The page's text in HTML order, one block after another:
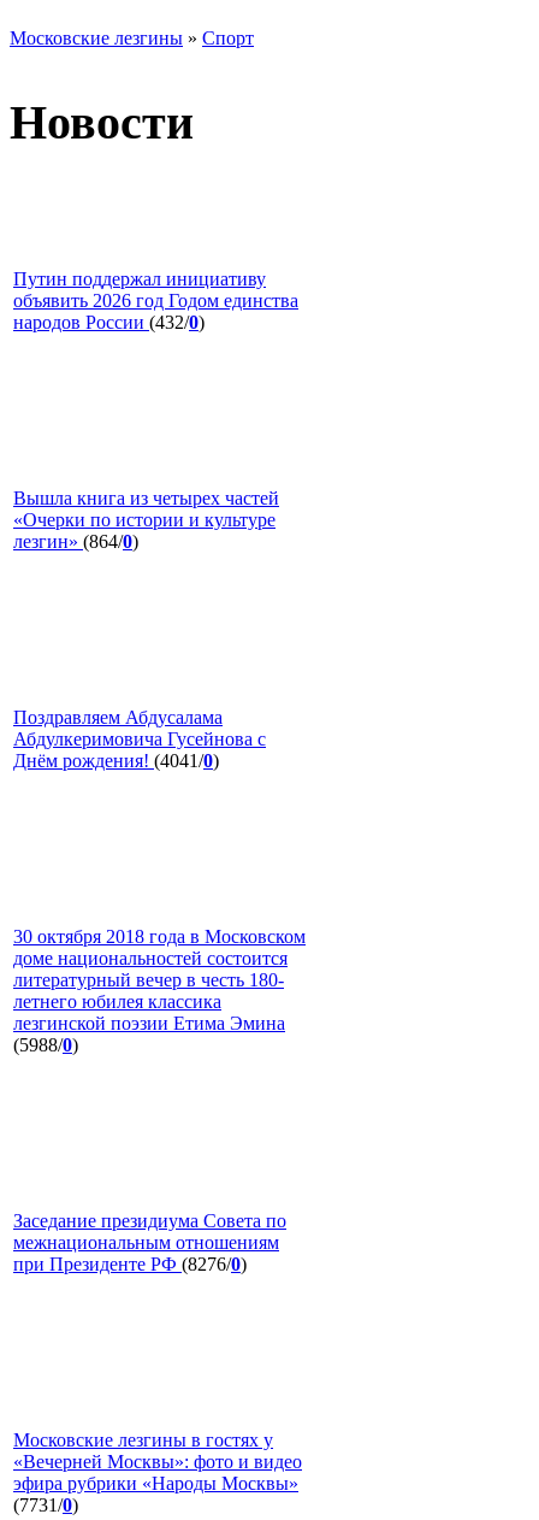
Московские лезгины » Спорт
Новости
Путин поддержал инициативу
объявить 2026 год Годом единства
народов России (432/0)
Вышла книга из четырех частей
«Очерки по истории и культуре
лезгин» (864/0)
Поздравляем Абдусалама
Абдулкеримовича Гусейнова с
Днём рождения! (4041/0)
30 октября 2018 года в Московском
доме национальностей состоится
литературный вечер в честь 180-
летнего юбилея классика
лезгинской поэзии Етима Эмина
(5988/0)
Заседание президиума Совета по
межнациональным отношениям
при Президенте РФ (8276/0)
Московские лезгины в гостях у
«Вечерней Москвы»: фото и видео
эфира рубрики «Народы Москвы»
(7731/0)